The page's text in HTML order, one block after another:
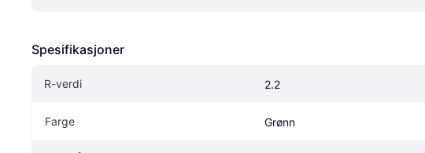
Spesifikasjoner
R-verdi 2.2
Farge Grønn